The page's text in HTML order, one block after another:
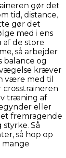
gør det
tid, distance,
gør det
med i ens
de store
så arbejder
balance og
kræver
være med til
crosstraineren
træning af
eller
fremragende
Så
så hop op
mange